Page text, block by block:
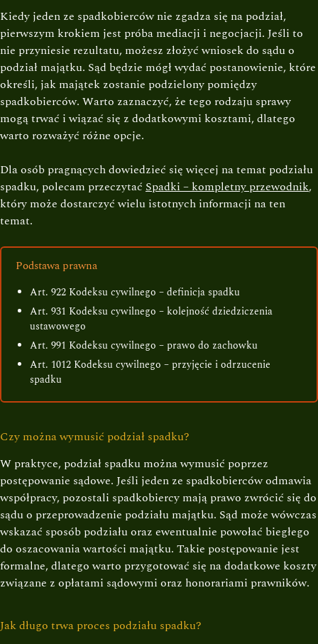
Kiedy jeden ze spadkobierców nie zgadza się na podział,
pierwszym krokiem jest próba mediacji i negocjacji. Jeśli to
nie przyniesie rezultatu, możesz złożyć wniosek do sądu o
podział majątku. Sąd będzie mógł wydać postanowienie, które
określi, jak majątek zostanie podzielony pomiędzy
spadkobierców. Warto zaznaczyć, że tego rodzaju sprawy
mogą trwać i wiązać się z dodatkowymi kosztami, dlatego
warto rozważyć różne opcje.
Dla osób pragnących dowiedzieć się więcej na temat podziału
spadku, polecam przeczytać Spadki – kompletny przewodnik,
który może dostarczyć wielu istotnych informacji na ten
temat.
Podstawa prawna
Art. 922 Kodeksu cywilnego – definicja spadku
Art. 931 Kodeksu cywilnego – kolejność dziedziczenia
ustawowego
Art. 991 Kodeksu cywilnego – prawo do zachowku
Art. 1012 Kodeksu cywilnego – przyjęcie i odrzucenie
spadku
Czy można wymusić podział spadku?
W praktyce, podział spadku można wymusić poprzez
postępowanie sądowe. Jeśli jeden ze spadkobierców odmawia
współpracy, pozostali spadkobiercy mają prawo zwrócić się do
sądu o przeprowadzenie podziału majątku. Sąd może wówczas
wskazać sposób podziału oraz ewentualnie powołać biegłego
do oszacowania wartości majątku. Takie postępowanie jest
formalne, dlatego warto przygotować się na dodatkowe koszty
związane z opłatami sądowymi oraz honorariami prawników.
Jak długo trwa proces podziału spadku?